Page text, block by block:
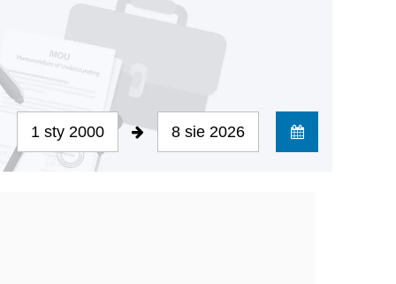
1 sty 2000 8 sie 2026